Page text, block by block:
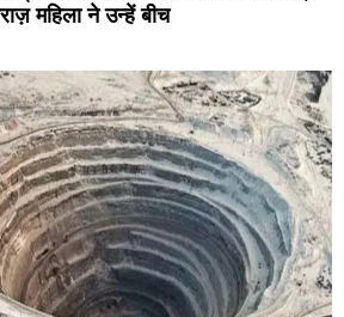
महिला ने उन्हें बीच